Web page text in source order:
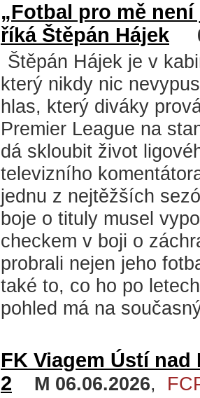
„Fotbal pro mě
říká Štěpán Hájek
Štěpán Hájek je v
který nikdy nic
hlas, který diváky
Premier League na
dá skloubit život
televizního
jednu z nejtěžších
boje o tituly musel
checkem v boji o
probrali nejen jeho
také to, co ho po
pohled má na
FK Viagem Ústí nad
2
M 06.06.2026,